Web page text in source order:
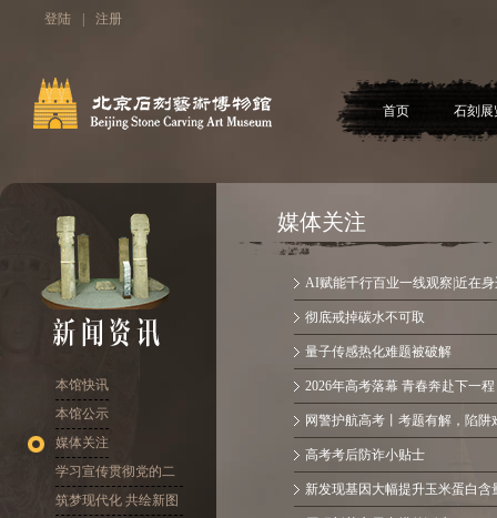
登陆 注册
首页 石刻展
本馆快讯
本馆公示
媒体关注
学习宣传贯彻党的二
十大精神
筑梦现代化 共绘新图
媒体关注
AI赋能千行百业一线观察|近在身
彻底戒掉碳水不可取
量子传感热化难题被破解
2026年高考落幕 青春奔赴下一程
网警护航高考丨考题有解，陷
高考考后防诈小贴士
新发现基因大幅提升玉米蛋白含